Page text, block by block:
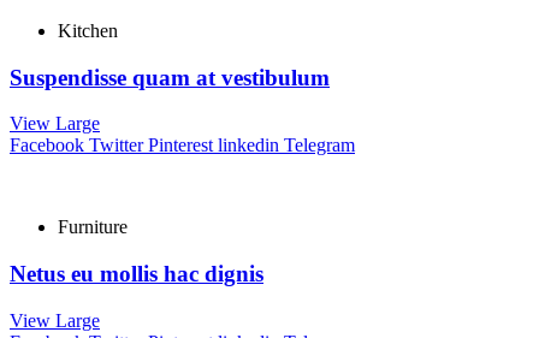
Kitchen
Suspendisse quam at vestibulum
View Large
Facebook Twitter Pinterest linkedin Telegram
Furniture
Netus eu mollis hac dignis
View Large